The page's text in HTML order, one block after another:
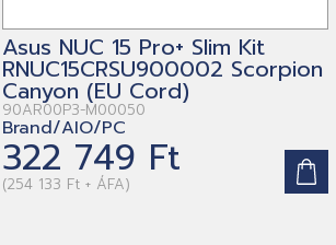
Asus NUC 15 Pro+ Slim Kit
RNUC15CRSU900002 Scorpion
Canyon (EU Cord)
90AR00P3-M00050
Brand/AIO/PC
322 749 Ft
(254 133 Ft + ÁFA)